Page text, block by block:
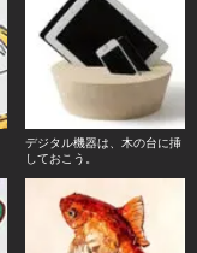
デジタル機器は、木の台に挿
しておこう。